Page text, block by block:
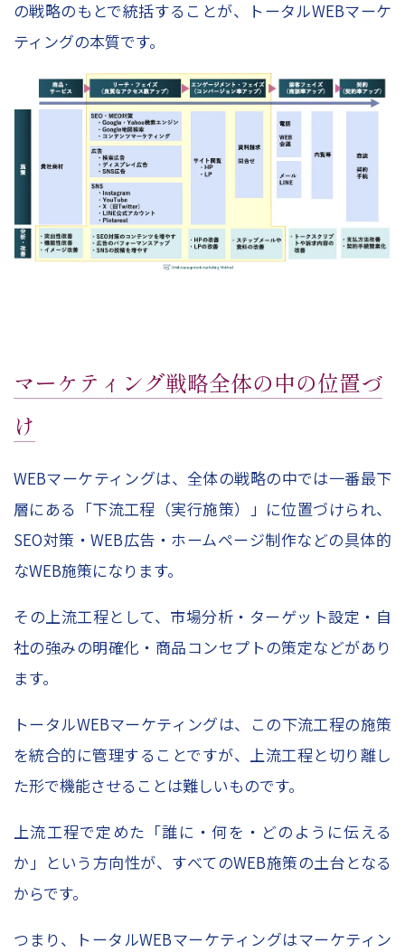
の戦略のもとで統括することが、トータルWEBマーケ
ティングの本質です。
マーケティング戦略全体の中の位置づ
け
WEBマーケティングは、全体の戦略の中では一番最下
層にある「下流工程（実行施策）」に位置づけられ、
SEO対策・WEB広告・ホームページ制作などの具体的
なWEB施策になります。
その上流工程として、市場分析・ターゲット設定・自
社の強みの明確化・商品コンセプトの策定などがあり
ます。
トータルWEBマーケティングは、この下流工程の施策
を統合的に管理することですが、上流工程と切り離し
た形で機能させることは難しいものです。
上流工程で定めた「誰に・何を・どのように伝える
か」という方向性が、すべてのWEB施策の土台となる
からです。
つまり、トータルWEBマーケティングはマーケティン